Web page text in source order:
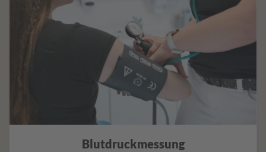
Blutdruckmessung